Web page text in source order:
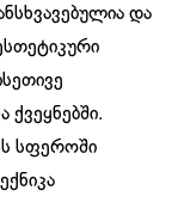
და
სფეროში